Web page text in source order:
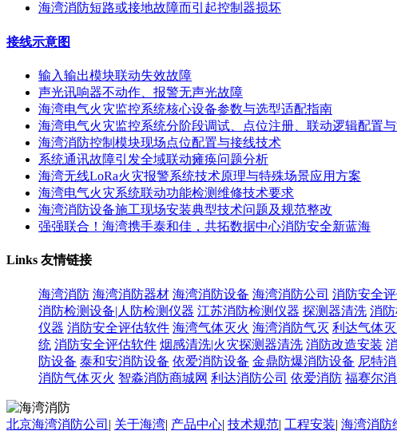
海湾消防短路或接地故障而引起控制器损坏
接线示意图
输入输出模块联动失效故障
声光讯响器不动作、报警无声光故障
海湾电气火灾监控系统核心设备参数与选型适配指南
海湾电气火灾监控系统分阶段调试、点位注册、联动逻辑配置
海湾消防控制模块现场点位配置与接线技术
系统通讯故障引发全域联动瘫痪问题分析
海湾无线LoRa火灾报警系统技术原理与特殊场景应用方案
海湾电气火灾系统联动功能检测维修技术要求
海湾消防设备施工现场安装典型技术问题及规范整改
强强联合！海湾携手泰和佳，共拓数据中心消防安全新蓝海
Links 友情链接
海湾消防 海湾消防器材 海湾消防设备 海湾消防公司 消防安全
消防检测设备|人防检测仪器 江苏消防检测仪器 探测器清洗 消
仪器 消防安全评估软件 海湾气体灭火 海湾消防气灭 利达气体
统 消防安全评估软件 烟感清洗|火灾探测器清洗 消防改造安装
防设备 泰和安消防设备 依爱消防设备 金鼎防爆消防设备 尼特
消防气体灭火 智淼消防商城网 利达消防公司 依爱消防 福赛尔
北京海湾消防公司 | 关于海湾| 产品中心| 技术规范| 工程安装| 海湾消防